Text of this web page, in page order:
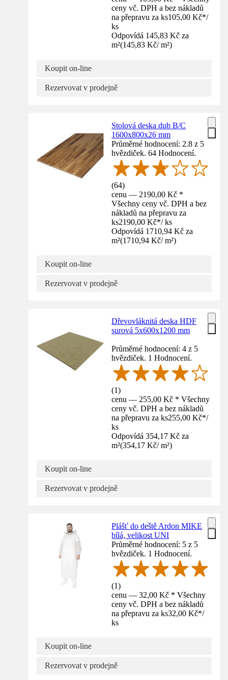
ceny vč. DPH a bez nákladů
na přepravu za ks105,00 Kč*/
ks
Odpovídá 145,83 Kč za
m²(145,83 Kč/ m²)
Koupit on-line
Rezervovat v prodejně
Stolová deska dub B/C
1600x800x26 mm
Průměrné hodnocení: 2.8 z 5
hvězdiček. 64 Hodnocení.
(64)
cenu — 2190,00 Kč *
Všechny ceny vč. DPH a bez
nákladů na přepravu za
ks2190,00 Kč*/ ks
Odpovídá 1710,94 Kč za
m²(1710,94 Kč/ m²)
Koupit on-line
Rezervovat v prodejně
Dřevovláknitá deska HDF
surová 5x600x1200 mm
Průměrné hodnocení: 4 z 5
hvězdiček. 1 Hodnocení.
(1)
cenu — 255,00 Kč * Všechny
ceny vč. DPH a bez nákladů
na přepravu za ks255,00 Kč*/
ks
Odpovídá 354,17 Kč za
m²(354,17 Kč/ m²)
Koupit on-line
Rezervovat v prodejně
Plášť do deště Ardon MIKE
bílá, velikost UNI
Průměrné hodnocení: 5 z 5
hvězdiček. 1 Hodnocení.
(1)
cenu — 32,00 Kč * Všechny
ceny vč. DPH a bez nákladů
na přepravu za ks32,00 Kč*/
ks
Koupit on-line
Rezervovat v prodejně